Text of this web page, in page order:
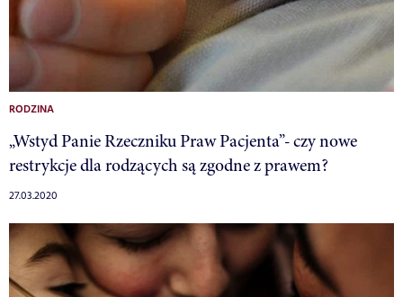
RODZINA
„Wstyd Panie Rzeczniku Praw Pacjenta”- czy nowe
restrykcje dla rodzących są zgodne z prawem?
27.03.2020